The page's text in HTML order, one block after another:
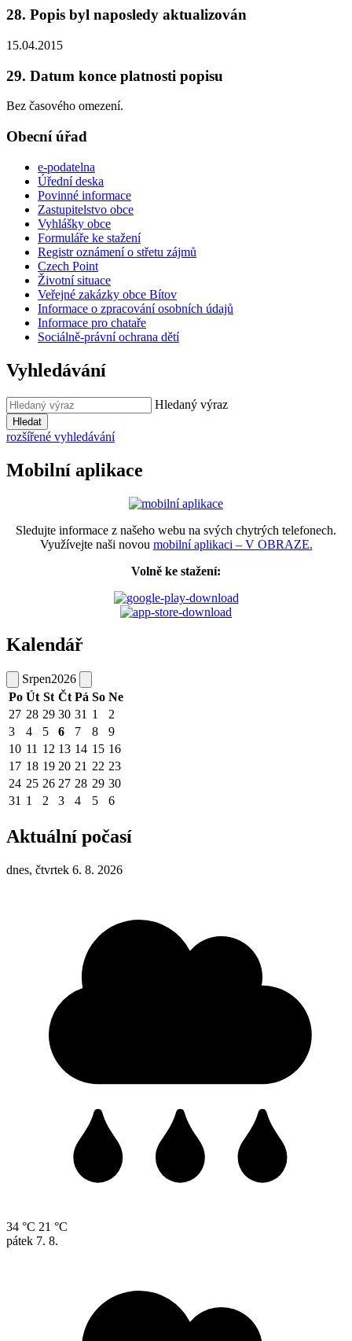
28. Popis byl naposledy aktualizován
15.04.2015
29. Datum konce platnosti popisu
Bez časového omezení.
Obecní úřad
e-podatelna
Úřední deska
Povinné informace
Zastupitelstvo obce
Vyhlášky obce
Formuláře ke stažení
Registr oznámení o střetu zájmů
Czech Point
Životní situace
Veřejné zakázky obce Bítov
Informace o zpracování osobních údajů
Informace pro chataře
Sociálně-právní ochrana dětí
Vyhledávání
Hledaný výraz
Hledat
rozšířené vyhledávání
Mobilní aplikace
Sledujte informace z našeho webu na svých chytrých telefonech.
Využívejte naši novou mobilní aplikaci – V OBRAZE.
Volně ke stažení:
Kalendář
Srpen2026
Po Út St Čt Pá So Ne
27 28 29 30 31 1
2
3
4 5 6 7 8
9
10 11 12 13 14 15 16
17 18 19 20 21 22 23
24 25 26 27 28 29 30
31 1 2 3 4 5 6
Aktuální počasí
dnes, čtvrtek 6. 8. 2026
34 °C 21 °C
pátek 7. 8.